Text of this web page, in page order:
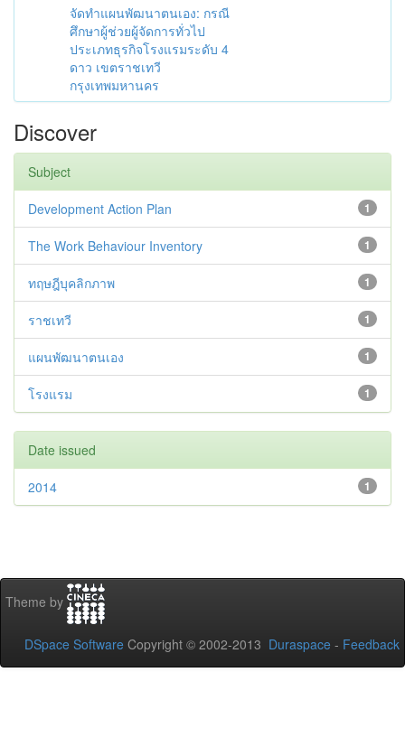
จัดทำแผนพัฒนาตนเอง: กรณี
ศึกษาผู้ช่วยผู้จัดการทั่วไป
ประเภทธุรกิจโรงแรมระดับ 4
ดาว เขตราชเทวี
กรุงเทพมหานคร
Discover
Subject
1
Development Action Plan
1
The Work Behaviour Inventory
1
ทฤษฎีบุคลิกภาพ
1
ราชเทวี
1
แผนพัฒนาตนเอง
1
โรงแรม
Date issued
1
2014
Theme by
DSpace Software Copyright © 2002-2013 Duraspace - Feedback